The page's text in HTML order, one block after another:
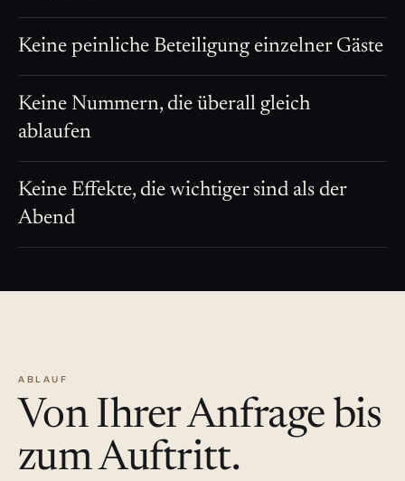
Keine peinliche Beteiligung einzelner Gäste
Keine Nummern, die überall gleich
ablaufen
Keine Effekte, die wichtiger sind als der
Abend
ABLAUF
Von Ihrer Anfrage bis
zum Auftritt.